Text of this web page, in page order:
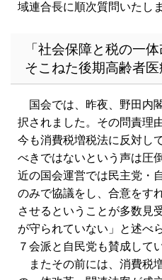
域連合長に順次質問いたしま
「社会保障と税の一
そこねた後期高齢者
国会では、昨夜、野田内
択されました。その問責理
今も消費税増税法に反対し
べきではないという声は圧
近の国会運営では民主党・
のみで協議をし、合意をす
させるということが多数見
が守られていない」と述べ
７会派と自民党も賛成して
またその前には、消費税